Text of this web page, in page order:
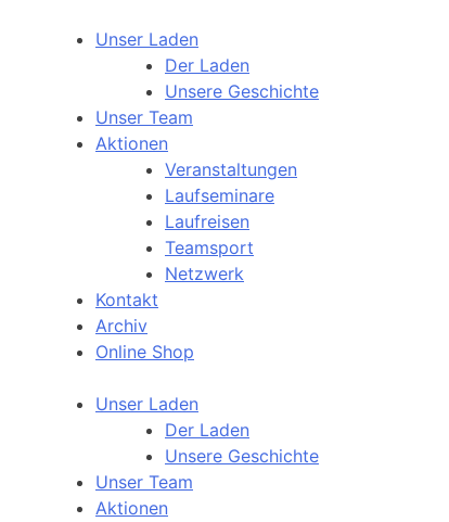
Unser Laden
Der Laden
Unsere Geschichte
Unser Team
Aktionen
Veranstaltungen
Laufseminare
Laufreisen
Teamsport
Netzwerk
Kontakt
Archiv
Online Shop
Unser Laden
Der Laden
Unsere Geschichte
Unser Team
Aktionen